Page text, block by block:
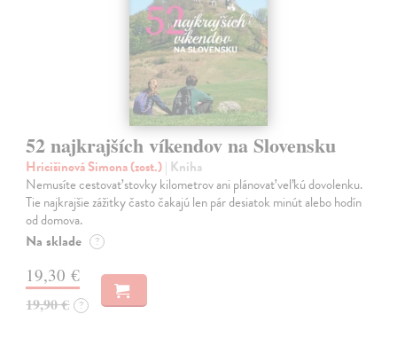
52 najkrajších víkendov na Slovensku
Hricišinová Simona (zost.)| Kniha
Nemusíte cestovať stovky kilometrov ani plánovať veľkú dovolenku.
Tie najkrajšie zážitky často čakajú len pár desiatok minút alebo hodín
od domova.
Na sklade ?
19,30 €
19,90 € ?